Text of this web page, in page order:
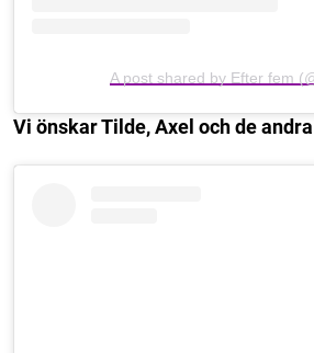
A post shared by Efter fem
Vi önskar Tilde, Axel och de